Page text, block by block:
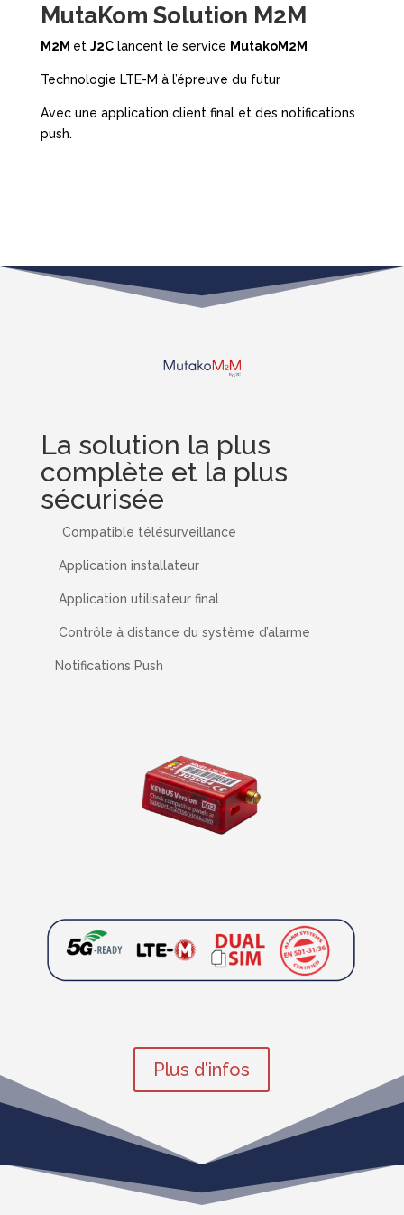
MutaKom Solution M2M
M2M et J2Clancent le service MutakoM2M
Technologie LTE-M à l’épreuve du futur
Avec une application client final et des notifications
push.
La solution la plus
complète et la plus
sécurisée
Compatible télésurveillance
Application installateur
Application utilisateur final
Contrôle à distance du système d’alarme
Notifications Push
Plus d'infos